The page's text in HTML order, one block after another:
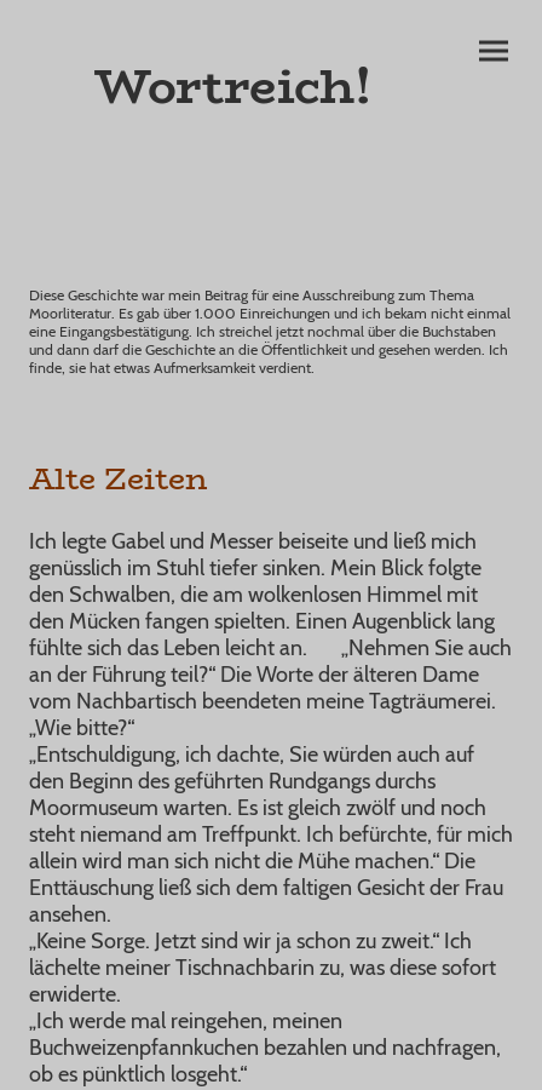
Wortreich!
Diese Geschichte war mein Beitrag für eine Ausschreibung zum Thema
Moorliteratur. Es gab über 1.000 Einreichungen und ich bekam nicht einmal
eine Eingangsbestätigung. Ich streichel jetzt nochmal über die Buchstaben
und dann darf die Geschichte an die Öffentlichkeit und gesehen werden. Ich
finde, sie hat etwas Aufmerksamkeit verdient.
Alte Zeiten
Ich legte Gabel und Messer beiseite und ließ mich
genüsslich im Stuhl tiefer sinken. Mein Blick folgte
den Schwalben, die am wolkenlosen Himmel mit
den Mücken fangen spielten. Einen Augenblick lang
fühlte sich das Leben leicht an. „Nehmen Sie auch
an der Führung teil?“ Die Worte der älteren Dame
vom Nachbartisch beendeten meine Tagträumerei.
„Wie bitte?“
„Entschuldigung, ich dachte, Sie würden auch auf
den Beginn des geführten Rundgangs durchs
Moormuseum warten. Es ist gleich zwölf und noch
steht niemand am Treffpunkt. Ich befürchte, für mich
allein wird man sich nicht die Mühe machen.“ Die
Enttäuschung ließ sich dem faltigen Gesicht der Frau
ansehen.
„Keine Sorge. Jetzt sind wir ja schon zu zweit.“ Ich
lächelte meiner Tischnachbarin zu, was diese sofort
erwiderte.
„Ich werde mal reingehen, meinen
Buchweizenpfannkuchen bezahlen und nachfragen,
ob es pünktlich losgeht.“